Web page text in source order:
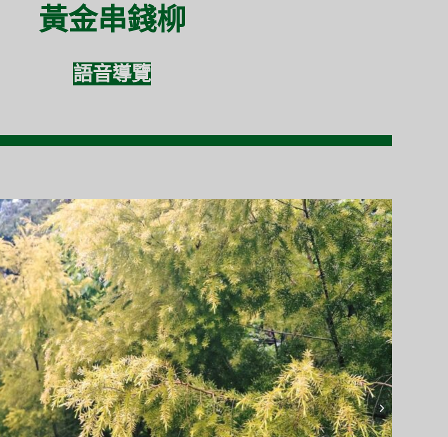
黃金串錢柳
語音導覽